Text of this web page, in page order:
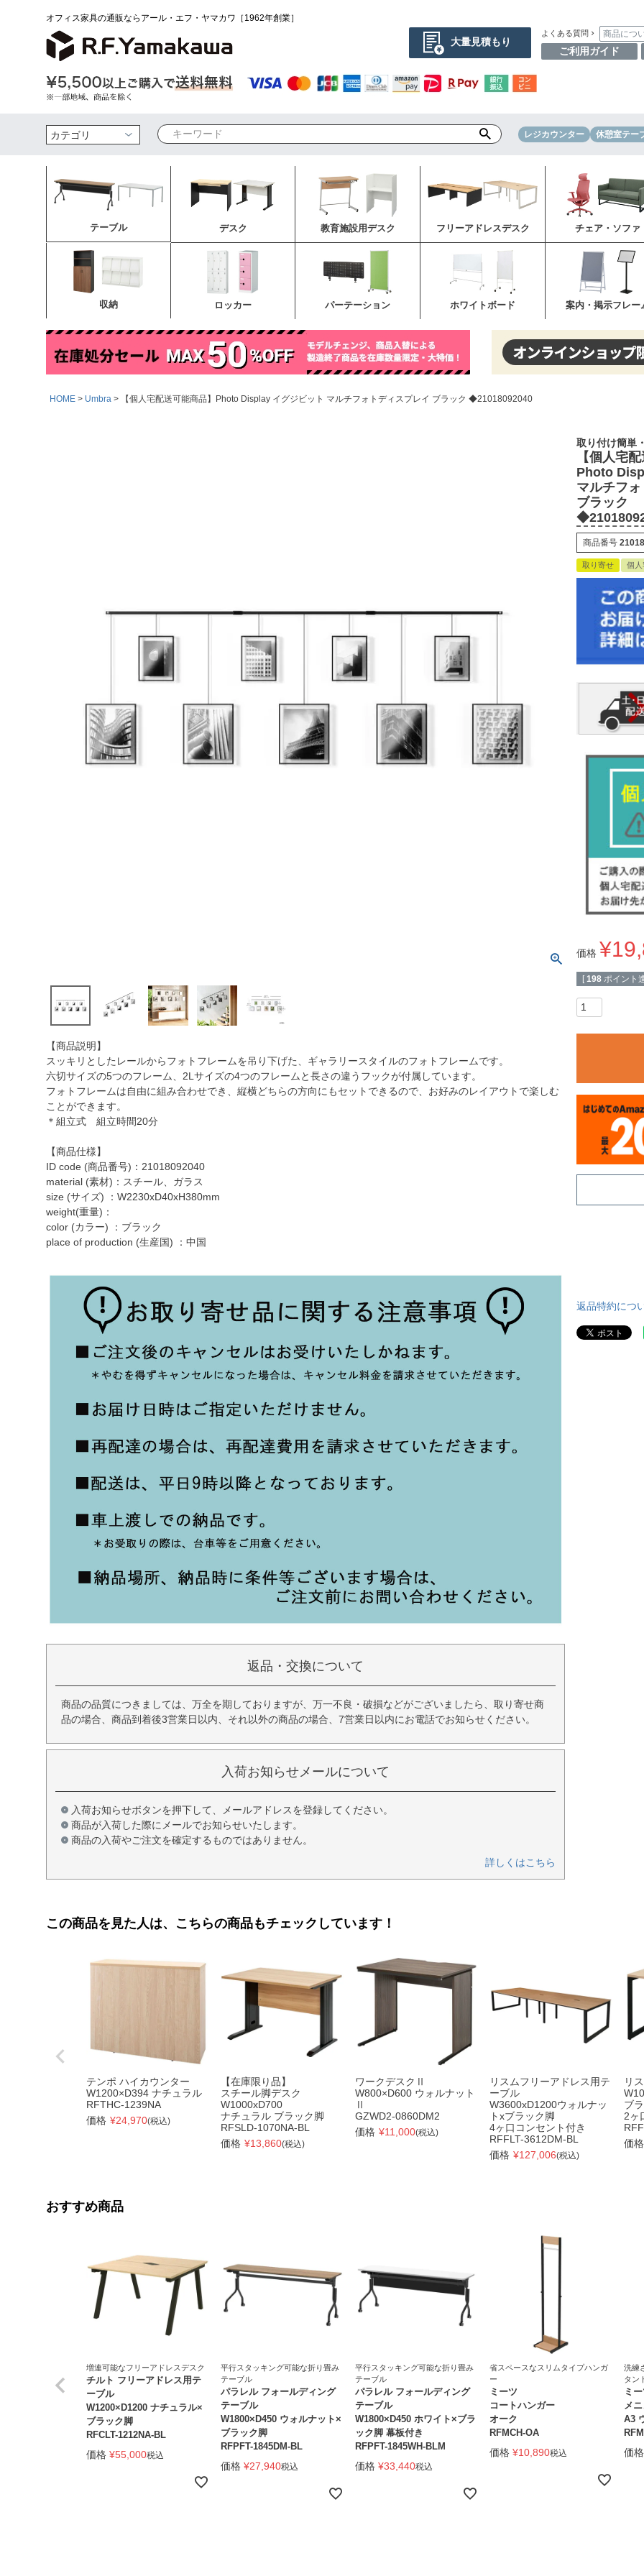
オフィス家具の通販ならアール・エフ・ヤマカワ［1962年創業］
大量見積もり
よくある質問 商品につ
ご利用ガイド
検索 レジカウンター 休憩室テー
テーブル デスク 教育施設用デスク フリーアドレスデスク チェア・ソファ
収納 ロッカー パーテーション ホワイトボード 案内・掲示フレー
HOME Umbra 【個人宅配送可能商品】Photo Display イグジビット マルチフォトディスプレイ ブラック ◆21018092040
【商品説明】
スッキリとしたレールからフォトフレームを吊り下げた、ギャラリースタイルのフォトフレームです。
六切サイズの5つのフレーム、2Lサイズの4つのフレームと長さの違うフックが付属しています。
フォトフレームは自由に組み合わせでき、縦横どちらの方向にもセットできるので、お好みのレイアウトで楽しむ
ことができます。
＊組立式 組立時間20分
【商品仕様】
ID code (商品番号)：21018092040
material (素材)：スチール、ガラス
size (サイズ) ：W2230xD40xH380mm
weight(重量)：
color (カラー) ：ブラック
place of production (生産国) ：中国
返品・交換について
商品の品質につきましては、万全を期しておりますが、万一不良・破損などがございましたら、取り寄せ商
品の場合、商品到着後3営業日以内、それ以外の商品の場合、7営業日以内にお電話でお知らせください。
入荷お知らせメールについて
入荷お知らせボタンを押下して、メールアドレスを登録してください。
商品が入荷した際にメールでお知らせいたします。
商品の入荷やご注文を確定するものではありません。
詳しくはこちら
取り付け簡単
【個人宅
Photo
マルチフ
ブラック
商品番号
取り寄せ 個人
価格 ¥
[ 198 ポイント
返品特約につ
この商品を見た人は、こちらの商品もチェックしています！
テンポ ハイカウンター
W1200×D394 ナチュラル
RFTHC-1239NA
価格 ¥24,970(税込)
【在庫限り品】
スチール脚デスク
W1000xD700
ナチュラル ブラック脚
RFSLD-1070NA-BL
価格 ¥13,860(税込)
ワークデスクⅡ
W800×D600 ウォルナット
Ⅱ
GZWD2-0860DM2
価格 ¥11,000(税込)
リスムフリーアドレス用テ
ーブル
W3600xD1200ウォルナッ
トxブラック脚
4ヶ口コンセント付き
RFFLT-3612DM-BL
価格 ¥127,006(税込)
リ
ブ
2ヶ
価格
おすすめ商品
増連可能なフリーアドレスデスク
チルト フリーアドレス用テ
ーブル
W1200×D1200 ナチュラル×
ブラック脚
RFCLT-1212NA-BL
価格 ¥55,000税込
平行スタッキング可能な折り畳み
テーブル
パラレル フォールディング
テーブル
W1800×D450 ウォルナット×
ブラック脚
RFPFT-1845DM-BL
価格 ¥27,940税込
平行スタッキング可能な折り畳み
テーブル
パラレル フォールディング
テーブル
W1800×D450 ホワイト×ブラ
ック脚 幕板付き
RFPFT-1845WH-BLM
価格 ¥33,440税込
省スペースなスリムタイプハンガ
ー
ミーツ
コートハンガー
オーク
RFMCH-OA
価格 ¥10,890税込
洗練
タン
ミ
メ
A3
価格